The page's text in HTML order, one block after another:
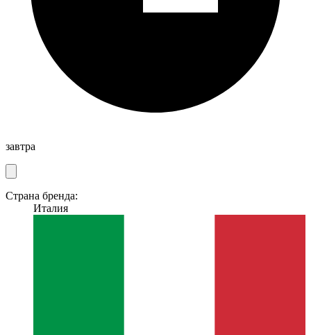
завтра
Страна бренда:
Италия